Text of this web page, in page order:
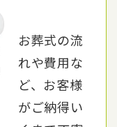
お葬式の流
れや費用な
ど、お客様
がご納得い